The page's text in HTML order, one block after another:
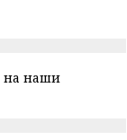
на наши